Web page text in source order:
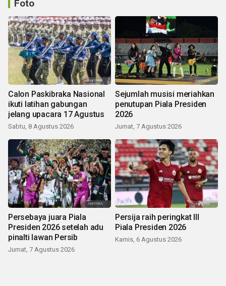
Foto
Calon Paskibraka Nasional
ikuti latihan gabungan
jelang upacara 17 Agustus
Sabtu, 8 Agustus 2026
Sejumlah musisi meriahkan
penutupan Piala Presiden
2026
Jumat, 7 Agustus 2026
Persebaya juara Piala
Presiden 2026 setelah adu
pinalti lawan Persib
Jumat, 7 Agustus 2026
Persija raih peringkat III
Piala Presiden 2026
Kamis, 6 Agustus 2026